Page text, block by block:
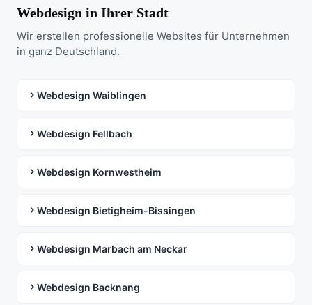
Webdesign in Ihrer Stadt
Wir erstellen professionelle Websites für Unternehmen
in ganz Deutschland.
Webdesign Waiblingen
Webdesign Fellbach
Webdesign Kornwestheim
Webdesign Bietigheim-Bissingen
Webdesign Marbach am Neckar
Webdesign Backnang